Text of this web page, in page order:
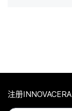
注册INNOVACERA